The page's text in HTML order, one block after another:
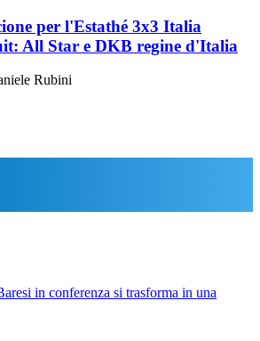
per l'Estathé 3x3 Italia
All Star e DKB regine d'Italia
Rubini
in conferenza si trasforma in una